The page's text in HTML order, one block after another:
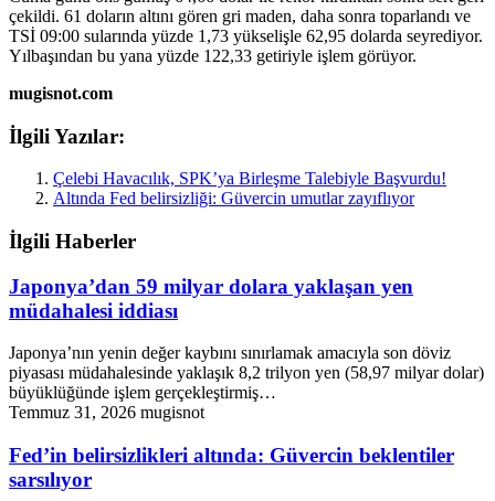
çekildi. 61 doların altını gören gri maden, daha sonra toparlandı ve
TSİ 09:00 sularında yüzde 1,73 yükselişle 62,95 dolarda seyrediyor.
Yılbaşından bu yana yüzde 122,33 getiriyle işlem görüyor.
mugisnot.com
İlgili Yazılar:
Çelebi Havacılık, SPK’ya Birleşme Talebiyle Başvurdu!
Altında Fed belirsizliği: Güvercin umutlar zayıflıyor
İlgili Haberler
Japonya’dan 59 milyar dolara yaklaşan yen
müdahalesi iddiası
Japonya’nın yenin değer kaybını sınırlamak amacıyla son döviz
piyasası müdahalesinde yaklaşık 8,2 trilyon yen (58,97 milyar dolar)
büyüklüğünde işlem gerçekleştirmiş…
Temmuz 31, 2026 mugisnot
Fed’in belirsizlikleri altında: Güvercin beklentiler
sarsılıyor